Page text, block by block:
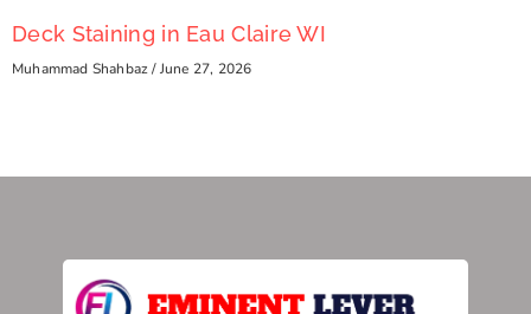
Deck Staining in Eau Claire WI
Muhammad Shahbaz June 27, 2026